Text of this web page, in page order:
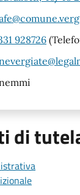
928726
di